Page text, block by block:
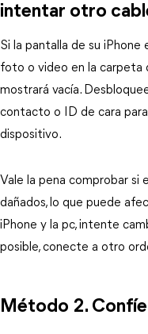
intentar otro
Si la pantalla de su iPhone
foto o video en la carpeta
mostrará vacía.
contacto o ID de cara
dispositivo.
Vale la pena comprobar si
dañados, lo que puede
iPhone y la pc, intente
posible, conecte a otro
Método 2.